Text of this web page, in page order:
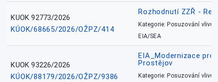
KUOK 92773/2026
KÚOK/68665/2026/OŽPZ/414
Rozhodnutí ZZŘ -
Kategorie: Posuzování vlivů
EIA/SEA
KUOK 93226/2026
KÚOK/88179/2026/OŽPZ/9386
EIA_Modernizace
Prostějov
Kategorie: Posuzování vlivů